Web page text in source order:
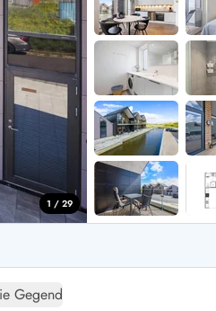
Ferienhäuser
Ferienhäuser am
Ferienhäuser
Ferienhäuser
Ferienhäuser in
Ferienhäuser
Ferienhäuser
Ferienhäuser
1 / 29
Gegend